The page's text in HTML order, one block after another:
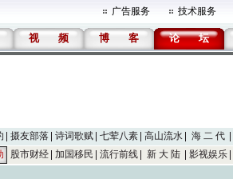
广告服务 技术服务
视 频 博 客 论 坛
摄友部落 诗词歌赋 七荤八素 高山流水 海 二 代
股市财经 加国移民 流行前线 新 大 陆 影视娱乐